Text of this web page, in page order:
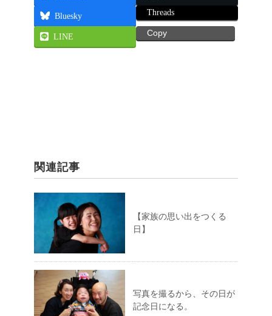
Bluesky Threads
LINE Copy
関連記事
【家族の思い出をつくる
日】
写真を撮るから、その日が
記念日になる。